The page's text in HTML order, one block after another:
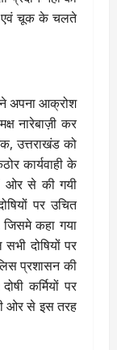
एवं चूक के चलते
अपना आक्रोश
नारेबाज़ी कर
उत्तराखंड को
कार्यवाही के
ओर से की गयी
पर उचित
जिसमे कहा गया
दोषियों पर
प्रशासन की
कर्मियों पर
ओर से इस तरह